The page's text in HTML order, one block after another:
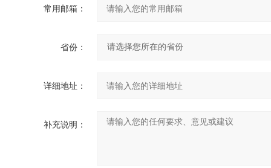
常用邮箱：
省份：
详细地址：
补充说明：